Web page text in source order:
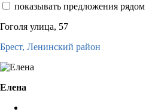
показывать предложения рядом
Гоголя улица, 57
Брест, Ленинский район
Елена